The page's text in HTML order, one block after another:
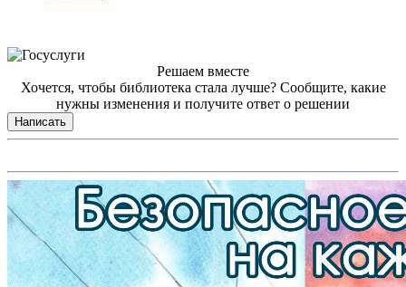
Решаем вместе
Хочется, чтобы библиотека стала лучше? Сообщите, какие
нужны изменения и получите ответ о решении
Написать